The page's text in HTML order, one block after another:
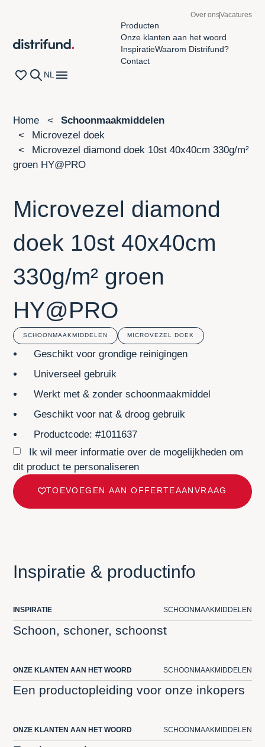
Distrifund homepage
Producten
Onze klanten aan het woord
InspiratieWaarom Distrifund?
Contact
Wishlist page
Zoeken
NL Open navigatiemenu
Over onsVacatures
Home
Schoonmaakmiddelen
Microvezel doek
Microvezel diamond doek 10st 40x40cm 330g/m²
groen HY@PRO
Microvezel diamond
doek 10st 40x40cm
330g/m² groen
HY@PRO
SCHOONMAAKMIDDELEN MICROVEZEL DOEK
Geschikt voor grondige reinigingen
Universeel gebruik
Werkt met & zonder schoonmaakmiddel
Geschikt voor nat & droog gebruik
Productcode: #1011637
Ik wil meer informatie over de mogelijkheden om
dit product te personaliseren
TOEVOEGEN AAN OFFERTEAANVRAAG
Inspiratie & productinfo
Schoon, schoner, schoonst
INSPIRATIE SCHOONMAAKMIDDELEN
Een productopleiding voor onze inkopers
ONZE KLANTEN AAN HET WOORD SCHOONMAAKMIDDELEN
ONZE KLANTEN AAN HET WOORD SCHOONMAAKMIDDELEN